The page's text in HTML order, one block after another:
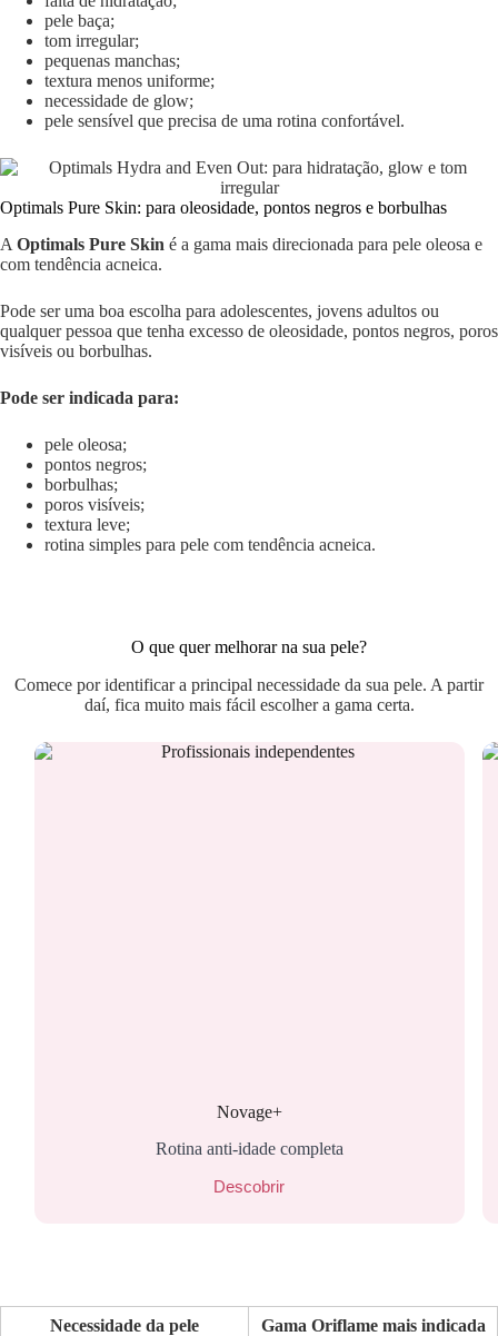
pele baça;
tom irregular;
pequenas manchas;
textura menos uniforme;
necessidade de glow;
pele sensível que precisa de uma rotina confortável.
Optimals Pure Skin: para oleosidade, pontos negros e borbulhas
A Optimals Pure Skin é a gama mais direcionada para pele oleosa e
com tendência acneica.
Pode ser uma boa escolha para adolescentes, jovens adultos ou
qualquer pessoa que tenha excesso de oleosidade, pontos negros, poros
visíveis ou borbulhas.
Pode ser indicada para:
pele oleosa;
pontos negros;
borbulhas;
poros visíveis;
textura leve;
rotina simples para pele com tendência acneica.
O que quer melhorar na sua pele?
Comece por identificar a principal necessidade da sua pele. A partir
daí, fica muito mais fácil escolher a gama certa.
Novage+
Rotina anti-idade completa
Descobrir
Necessidade da pele Gama Oriflame mais indicada